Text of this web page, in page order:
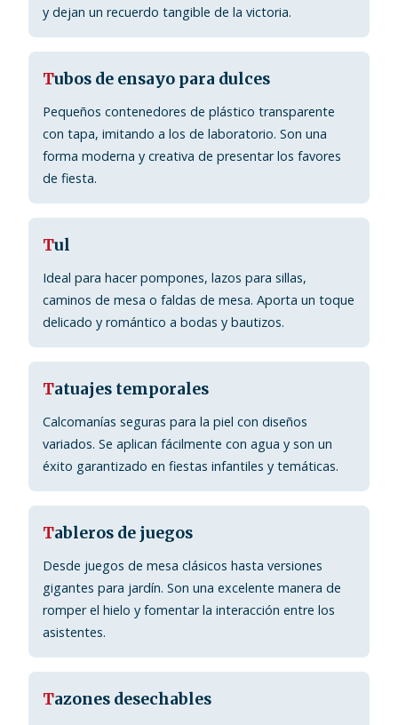
y dejan un recuerdo tangible de la victoria.
Tubos de ensayo para dulces
Pequeños contenedores de plástico transparente
con tapa, imitando a los de laboratorio. Son una
forma moderna y creativa de presentar los favores
de fiesta.
Tul
Ideal para hacer pompones, lazos para sillas,
caminos de mesa o faldas de mesa. Aporta un toque
delicado y romántico a bodas y bautizos.
Tatuajes temporales
Calcomanías seguras para la piel con diseños
variados. Se aplican fácilmente con agua y son un
éxito garantizado en fiestas infantiles y temáticas.
Tableros de juegos
Desde juegos de mesa clásicos hasta versiones
gigantes para jardín. Son una excelente manera de
romper el hielo y fomentar la interacción entre los
asistentes.
Tazones desechables